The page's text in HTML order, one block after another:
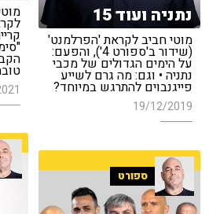
נתניה ועוד 15
מוטי חביב לקראת 'הפרלמנט'
(שידור ב'ספורט 4'), והפעם:
על הימים הגדולים של מכבי
נתניה • וגם: מה גרם לשייע
פייגנבוים להתרגש במיוחד?
19/12/2019
ספורט